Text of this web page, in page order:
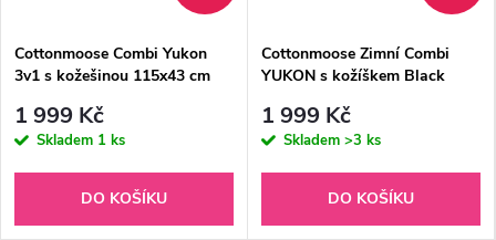
Cottonmoose Combi Yukon
3v1 s kožešinou 115x43 cm
1 999 Kč
Skladem 1 ks
DO KOŠÍKU
Cottonmoose Zimní Combi
YUKON s kožíškem Black
1 999 Kč
Skladem >3 ks
DO KOŠÍKU